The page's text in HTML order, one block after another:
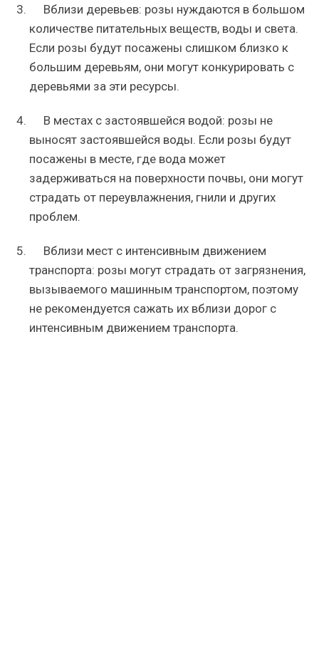
Вблизи деревьев: розы нуждаются в большом
количестве питательных веществ, воды и света.
Если розы будут посажены слишком близко к
большим деревьям, они могут конкурировать с
деревьями за эти ресурсы.
В местах с застоявшейся водой: розы не
выносят застоявшейся воды. Если розы будут
посажены в месте, где вода может
задерживаться на поверхности почвы, они могут
страдать от переувлажнения, гнили и других
проблем.
Вблизи мест с интенсивным движением
транспорта: розы могут страдать от загрязнения,
вызываемого машинным транспортом, поэтому
не рекомендуется сажать их вблизи дорог с
интенсивным движением транспорта.